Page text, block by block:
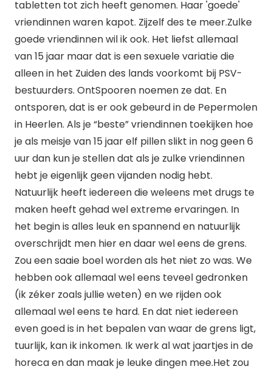
tabletten tot zich heeft genomen. Haar 'goede'
vriendinnen waren kapot. Zijzelf des te meer.Zulke
goede vriendinnen wil ik ook. Het liefst allemaal
van 15 jaar maar dat is een sexuele variatie die
alleen in het Zuiden des lands voorkomt bij PSV-
bestuurders. OntSpooren noemen ze dat. En
ontsporen, dat is er ook gebeurd in de Pepermolen
in Heerlen. Als je “beste” vriendinnen toekijken hoe
je als meisje van 15 jaar elf pillen slikt in nog geen 6
uur dan kun je stellen dat als je zulke vriendinnen
hebt je eigenlijk geen vijanden nodig hebt.
Natuurlijk heeft iedereen die weleens met drugs te
maken heeft gehad wel extreme ervaringen. In
het begin is alles leuk en spannend en natuurlijk
overschrijdt men hier en daar wel eens de grens.
Zou een saaie boel worden als het niet zo was. We
hebben ook allemaal wel eens teveel gedronken
(ik zéker zoals jullie weten) en we rijden ook
allemaal wel eens te hard. En dat niet iedereen
even goed is in het bepalen van waar de grens ligt,
tuurlijk, kan ik inkomen. Ik werk al wat jaartjes in de
horeca en dan maak je leuke dingen mee.Het zou